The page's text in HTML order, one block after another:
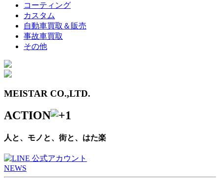
コーティング
カスタム
自動車買取＆販売
事故車買取
その他
MEISTAR CO.,LTD.
ACTION
人と、モノと、街と、はた楽
NEWS